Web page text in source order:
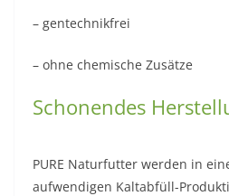
– gentechnikfrei
– ohne chemische Zusätze
Schonendes
PURE Naturfutter werden in
aufwendigen Kaltabfüll-